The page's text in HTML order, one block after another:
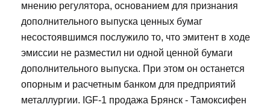
мнению регулятора, основанием для признания
дополнительного выпуска ценных бумаг
несостоявшимся послужило то, что эмитент в ходе
эмиссии не разместил ни одной ценной бумаги
дополнительного выпуска. При этом он останется
опорным и расчетным банком для предприятий
металлургии. IGF-1 продажа Брянск - Тамоксифен